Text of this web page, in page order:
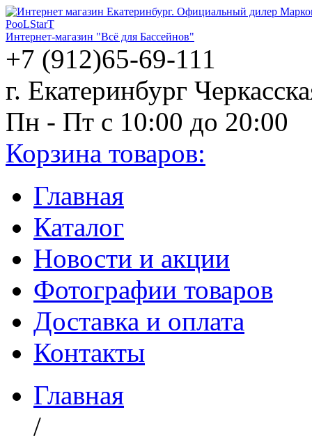
PooLStarT
Интернет-магазин "Всё для Бассейнов"
+7 (912)65-69-111
г. Екатеринбург
Пн - Пт с 10:00 до 20:00
Корзина товаров:
Главная
Каталог
Новости и акции
Фотографии товаров
Доставка и оплата
Контакты
Главная
/